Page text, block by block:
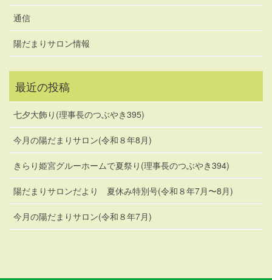
通信
陽だまりサロン情報
最近の投稿
七夕大飾り(理事長のつぶやき395)
今月の陽だまりサロン(令和８年8月)
きらり姫宮グルーホームで夏祭り(理事長のつぶやき394)
陽だまりサロンだより 夏休み特別号(令和８年7月〜8月)
今月の陽だまりサロン(令和８年7月)